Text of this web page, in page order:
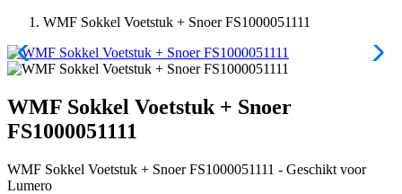
WMF Sokkel Voetstuk + Snoer FS1000051111
WMF Sokkel Voetstuk + Snoer
FS1000051111
WMF Sokkel Voetstuk + Snoer FS1000051111 - Geschikt voor
Lumero